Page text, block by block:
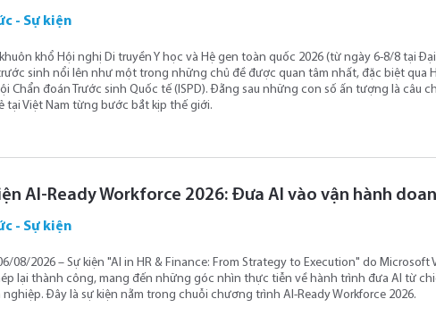
- Sự kiện
khổ Hội nghị Di truyền Y học và Hệ gen toàn quốc 2026 (từ ngày 6-8/8 tại
sinh nổi lên như một trong những chủ đề được quan tâm nhất, đặc biệt qua
Chẩn đoán Trước sinh Quốc tế (ISPD). Đằng sau những con số ấn tượng là câu
tại Việt Nam từng bước bắt kịp thế giới.
AI-Ready Workforce 2026: Đưa AI vào vận hành
- Sự kiện
08/2026 – Sự kiện "AI in HR & Finance: From Strategy to Execution" do
lại thành công, mang đến những góc nhìn thực tiễn về hành trình đưa AI từ
Đây là sự kiện nằm trong chuỗi chương trình AI-Ready Workforce 2026.